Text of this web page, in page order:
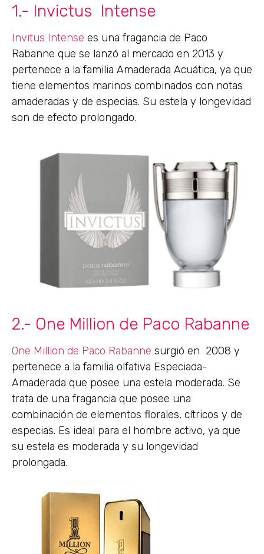
1.- Invictus Intense
Invitus Intense es una fragancia de Paco
Rabanne que se lanzó al mercado en 2013 y
pertenece a la familia Amaderada Acuática, ya que
tiene elementos marinos combinados con notas
amaderadas y de especias. Su estela y longevidad
son de efecto prolongado.
2.- One Million de Paco Rabanne
One Million de Paco Rabanne surgió en 2008 y
pertenece a la familia olfativa Especiada-
Amaderada que posee una estela moderada. Se
trata de una fragancia que posee una
combinación de elementos florales, cítricos y de
especias. Es ideal para el hombre activo, ya que
su estela es moderada y su longevidad
prolongada.